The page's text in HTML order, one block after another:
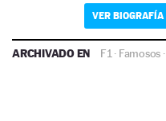
VER BIOGRAFÍA
ARCHIVADO EN F1 · Famosos ·